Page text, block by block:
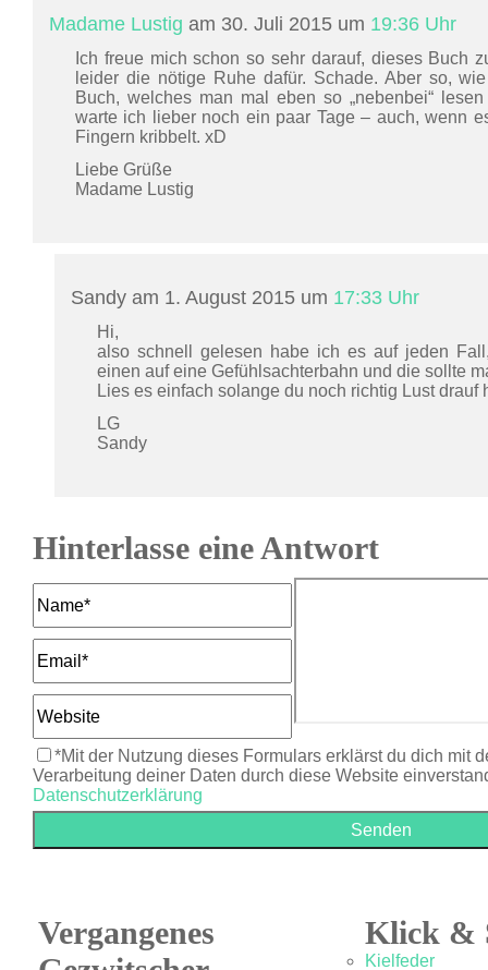
Madame Lustig am 30. Juli 2015 um 19:36 Uhr
Ich freue mich schon so sehr darauf, dieses Buch
leider die nötige Ruhe dafür. Schade. Aber so,
Buch, welches man mal eben so „nebenbei“
warte ich lieber noch ein paar Tage – auch, wenn
Fingern kribbelt. xD
Liebe Grüße
Madame Lustig
Sandy am 1. August 2015 um 17:33 Uhr
Hi,
also schnell gelesen habe ich es auf jeden
einen auf eine Gefühlsachterbahn und die sollte
Lies es einfach solange du noch richtig Lust drauf
LG
Sandy
Hinterlasse eine Antwort
*Mit der Nutzung dieses Formulars erklärst du dich mit
Verarbeitung deiner Daten durch diese Website
Datenschutzerklärung
Vergangenes
Klick &
Kielfeder